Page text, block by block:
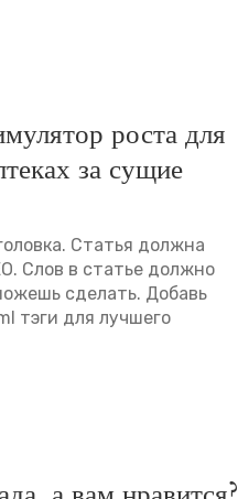
роста для
за сущие
Статья должна
Слов в статье должно
сделать. Добавь
тэги для лучшего